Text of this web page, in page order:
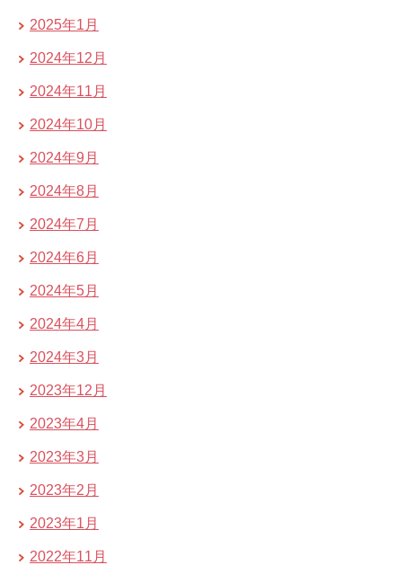
2025年1月
2024年12月
2024年11月
2024年10月
2024年9月
2024年8月
2024年7月
2024年6月
2024年5月
2024年4月
2024年3月
2023年12月
2023年4月
2023年3月
2023年2月
2023年1月
2022年11月